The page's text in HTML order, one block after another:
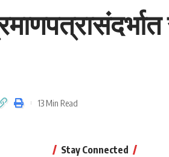
13 Min Read
Stay Connected